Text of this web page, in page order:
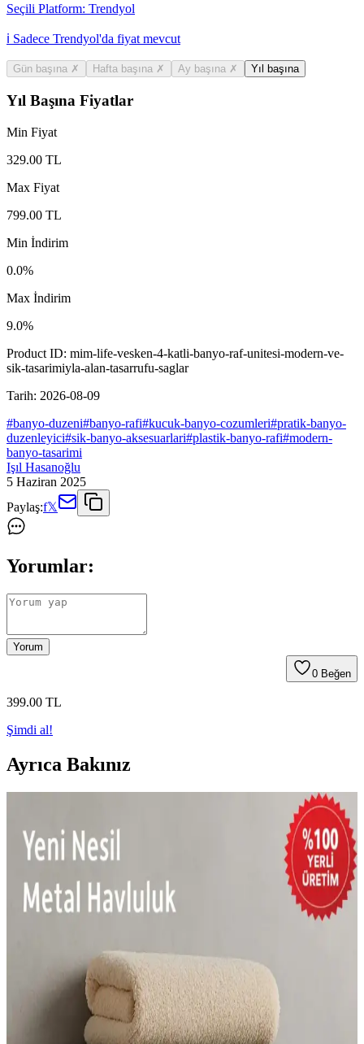
Seçili Platform: Trendyol
ℹ️ Sadece Trendyol'da fiyat mevcut
Gün başına ✗ Hafta başına ✗ Ay başına ✗ Yıl başına
Yıl Başına Fiyatlar
Min Fiyat
329.00 TL
Max Fiyat
799.00 TL
Min İndirim
0.0%
Max İndirim
9.0%
Product ID: mim-life-vesken-4-katli-banyo-raf-unitesi-modern-ve-
sik-tasarimiyla-alan-tasarrufu-saglar
Tarih: 2026-08-09
#banyo-duzeni#banyo-rafi#kucuk-banyo-cozumleri#pratik-banyo-
duzenleyici#sik-banyo-aksesuarlari#plastik-banyo-rafi#modern-
banyo-tasarimi
Işıl Hasanoğlu
5 Haziran 2025
Paylaş:f𝕏
Yorumlar:
Yorum
0 Beğen
399.00 TL
Şimdi al!
Ayrıca Bakınız
Banyo Süsleriyle Ev Dekorasyonunu Geliştirme ve
Modernize Etme Rehberi
Banyo süsleri ile mekanınıza şıklık ve ferahlık katın. Trendleri takip
ederek doğal malzemeler ve fonksiyonel detaylarla banyonuzu
kişisel tarzınıza uygun hale getirin.
FBZhome 2'li Ahşap Kapaklı Akrilik Diş İpi ve
Kullanım Avantajları
FBZhome'un ahşap kapaklı akrilik diş ipi ve kulak pamuğu
organizeri, dayanıklı malzemeleri ve geniş kapasitesiyle banyonuzda
şıklık ve düzen sağlar, kullanımı kolay ve uzun ömürlüdür.